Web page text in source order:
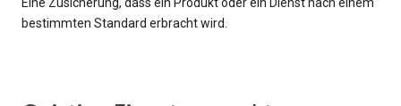
Eine Zusicherung, dass ein Produkt oder ein Dienst nach einem
bestimmten Standard erbracht wird.